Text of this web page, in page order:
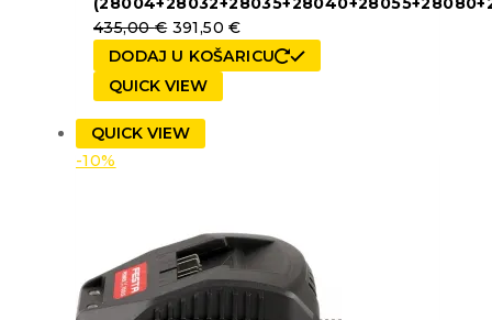
435,00€ 391,50€
DODAJ U KOŠARICU
QUICK VIEW
QUICK VIEW
-10%